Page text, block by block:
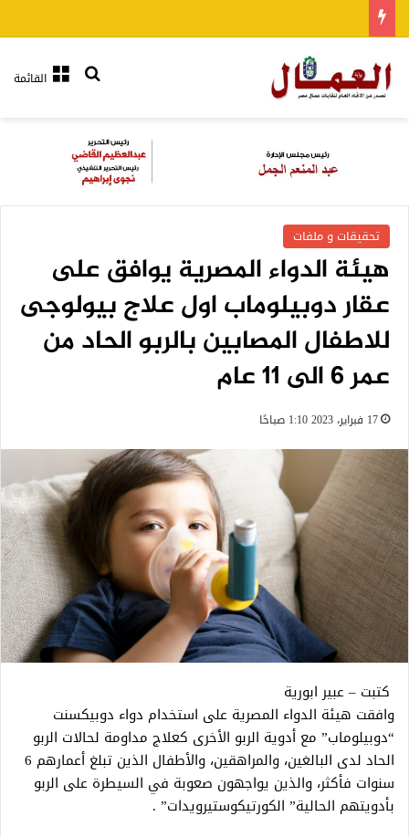
القائمةبحث عن
تحقيقات و ملفات
هيئة الدواء المصرية يوافق على
عقار دوبيلوماب اول علاج بيولوجى
للاطفال المصابين بالربو الحاد من
عمر 6 الى 11 عام
17 فبراير، 2023 1:10 صباحًا
كتبت – عبير ابورية
وافقت ھیئة الدواء المصریة على استخدام دواء دوبیكسنت
“دوبیلوماب” مع أدویة الربو الأخرى كعلاج مداومة لحالات الربو
الحاد لدى البالغین، والمراھقین، والأطفال الذین تبلغ أعمارھم 6
سنوات فأكثر، والذین یواجھون صعوبة في السیطرة على الربو
بأدویتھم الحالیة” الكورتیكوستیرویدات” .